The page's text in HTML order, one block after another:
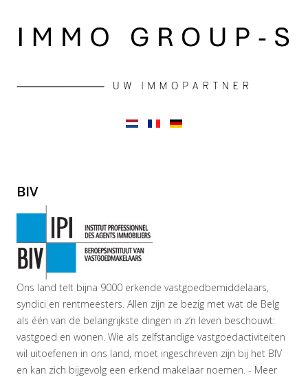
BIV
Ons land telt bijna 9000 erkende vastgoedbemiddelaars,
syndici en rentmeesters. Allen zijn ze bezig met wat de Belg
als één van de belangrijkste dingen in z’n leven beschouwt:
vastgoed en wonen. Wie als zelfstandige vastgoedactiviteiten
wil uitoefenen in ons land, moet ingeschreven zijn bij het BIV
en kan zich bijgevolg een erkend makelaar noemen. - Meer